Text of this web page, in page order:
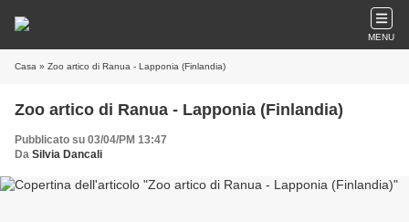
MENU
Casa » Zoo artico di Ranua - Lapponia (Finlandia)
Zoo artico di Ranua - Lapponia (Finlandia)
Pubblicato su 03/04/PM 13:47
Da Silvia Dancali